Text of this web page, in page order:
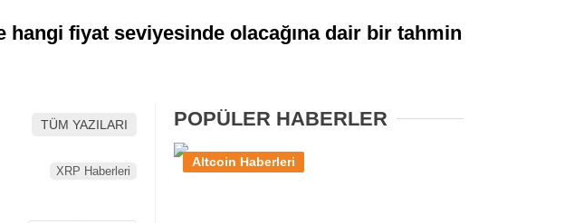
hangi fiyat seviyesinde olacağına dair bir tahmin
TÜM YAZILARI
XRP Haberleri
POPÜLER HABERLER
Altcoin Haberleri